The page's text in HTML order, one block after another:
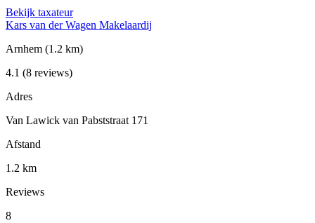
Bekijk taxateur
Kars van der Wagen Makelaardij
Arnhem (1.2 km)
4.1 (8 reviews)
Adres
Van Lawick van Pabststraat 171
Afstand
1.2 km
Reviews
8